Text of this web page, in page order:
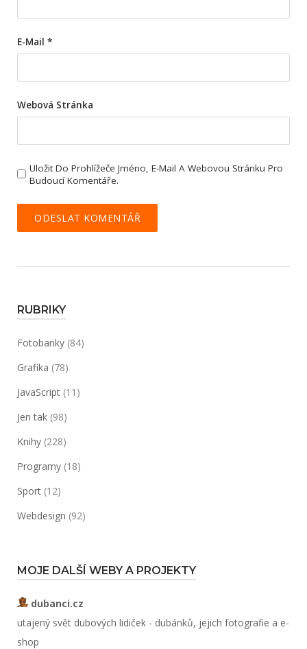
E-Mail *
Webová Stránka
Uložit Do Prohlížeče Jméno, E-Mail A Webovou Stránku Pro
Budoucí Komentáře.
RUBRIKY
Fotobanky (84)
Grafika (78)
JavaScript (11)
Jen tak (98)
Knihy (228)
Programy (18)
Sport (12)
Webdesign (92)
MOJE DALŠÍ WEBY A PROJEKTY
dubanci.cz
utajený svět dubových lidiček - dubánků, jejich fotografie a e-
shop